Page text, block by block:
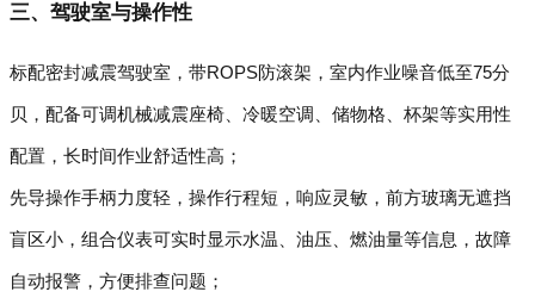
三、驾驶室与操作性
标配密封减震驾驶室，带ROPS防滚架，室内作业噪音低至75分
贝，配备可调机械减震座椅、冷暖空调、储物格、杯架等实用性
配置，长时间作业舒适性高；
先导操作手柄力度轻，操作行程短，响应灵敏，前方玻璃无遮挡
盲区小，组合仪表可实时显示水温、油压、燃油量等信息，故障
自动报警，方便排查问题；